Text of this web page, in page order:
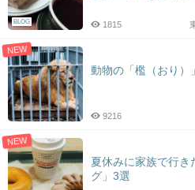
BLOG 1815
NEW
動物の「檻（おり）
9216
NEW
夏休みに家族で行き
グ」3選